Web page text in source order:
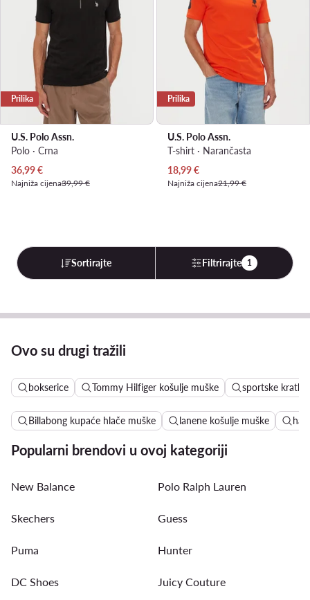
Prilika
U.S. Polo Assn.
Polo · Crna
Trenutna cijena
36,99€
Najniža cijena39,99 €
Prilika
U.S. Polo Assn.
T-shirt · Narančasta
Trenutna cijena
18,99€
Najniža cijena21,99 €
Sortirajte Filtrirajte 1
Ovo su drugi tražili
bokserice Tommy Hilfiger košulje muške sportske kratke
Billabong kupaće hlače muške lanene košulje muške
Popularni brendovi u ovoj kategoriji
New Balance Polo Ralph Lauren
Skechers Guess
Puma Hunter
DC Shoes Juicy Couture